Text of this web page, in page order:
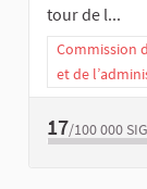
tour de l...
Commission
et de
17/100 000